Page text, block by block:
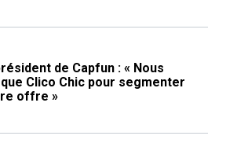
de Capfun : « Nous
Clico Chic pour segmenter
offre »